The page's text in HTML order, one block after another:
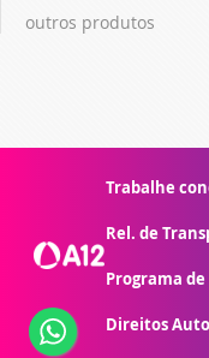
outros produtos
Trabalhe
Rel. de
Programa
Direitos